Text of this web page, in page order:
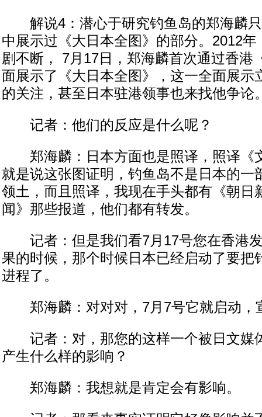
解说4：潜心于研究钓鱼岛的郑海麟只
中展示过《大日本全图》的部分。2012
剧不断， 7月17日，郑海麟首次通过香港
面展示了《大日本全图》，这一全面展示
的关注，甚至日本驻港领事也来找他争论
记者：他们的反应是什么呢？
郑海麟：日本方面也是照译，照译《
就是说这张图证明，钓鱼岛不是日本的一
领土，而且照译，我现在手头都有《朝日
闻》那些报道，他们都有转发。
记者：但是我们看7月17号您在香港
果的时候，那个时候日本已经启动了要把
进程了。
郑海麟：对对对，7月7号它就启动，
记者：对，那您的这样一个被日文媒
产生什么样的影响？
郑海麟：我想就是肯定会有影响。